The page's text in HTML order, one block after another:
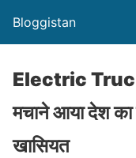
Bloggistan
Electric
मचाने आया देश
खासियत